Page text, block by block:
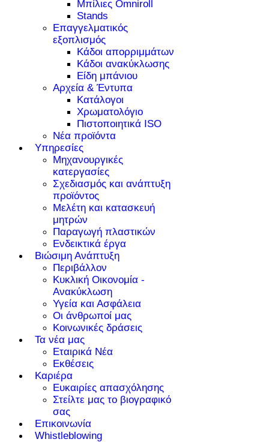
Μπίλιες Omniroll
Stands
Επαγγελματικός
εξοπλισμός
Κάδοι απορριμμάτων
Κάδοι ανακύκλωσης
Είδη μπάνιου
Αρχεία & Έντυπα
Κατάλογοι
Χρωματολόγιο
Πιστοποιητικά ISO
Νέα προϊόντα
Υπηρεσίες
Μηχανουργικές
κατεργασίες
Σχεδιασμός και ανάπτυξη
προϊόντος
Μελέτη και κατασκευή
μητρών
Παραγωγή πλαστικών
Ενδεικτικά έργα
Βιώσιμη Ανάπτυξη
Περιβάλλον
Κυκλική Οικονομία -
Ανακύκλωση
Υγεία και Ασφάλεια
Οι άνθρωποί μας
Κοινωνικές δράσεις
Τα νέα μας
Εταιρικά Νέα
Εκθέσεις
Καριέρα
Ευκαιρίες απασχόλησης
Στείλτε μας το βιογραφικό
σας
Επικοινωνία
Whistleblowing